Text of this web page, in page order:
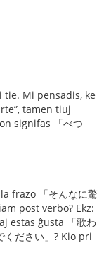
tie. Mi pensadis, ke
tamen tiuj
signifas 「べつ
frazo 「そんなに驚
post verbo? Ekz:
estas ĝusta 「歌わ
ください」? Kio pri